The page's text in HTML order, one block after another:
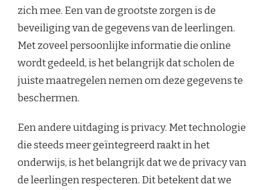
zich mee. Een van de grootste zorgen is de
beveiliging van de gegevens van de leerlingen.
Met zoveel persoonlijke informatie die online
wordt gedeeld, is het belangrijk dat scholen de
juiste maatregelen nemen om deze gegevens te
beschermen.
Een andere uitdaging is privacy. Met technologie
die steeds meer geïntegreerd raakt in het
onderwijs, is het belangrijk dat we de privacy van
de leerlingen respecteren. Dit betekent dat we